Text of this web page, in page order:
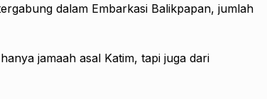
dalam Embarkasi Balikpapan, jumlah
jamaah asal Katim, tapi juga dari